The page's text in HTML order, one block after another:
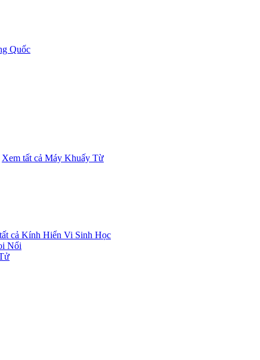
Quốc
Xem tất cả Máy Khuấy Từ
cả Kính Hiển Vi Sinh Học
Nổi